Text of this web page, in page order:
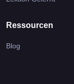
Ressourcen
Blog